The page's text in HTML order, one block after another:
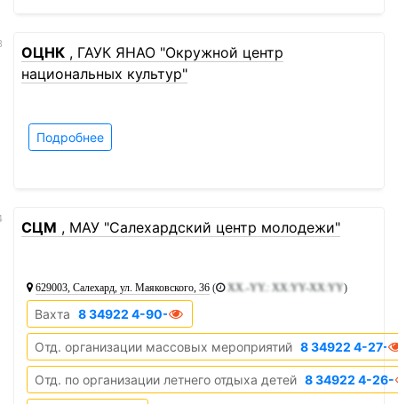
ОЦНК , ГАУК ЯНАО "Окружной центр
национальных культур"
Подробнее
СЦМ , МАУ "Салехардский центр молодежи"
629003, Салехард, ул. Маяковского, 36 ( XX.-YY.: XX:YY-XX:YY)
Вахта 8 34922 4-90-36
Отд. организации массовых мероприятий 8 34922 4-27-
Отд. по организации летнего отдыха детей 8 34922 4-26-